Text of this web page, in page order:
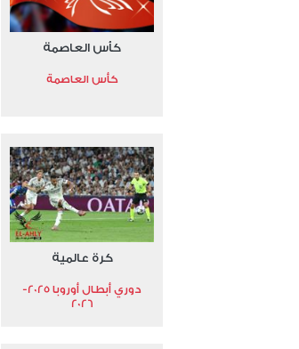
كأس العاصمة
كأس العاصمة
كرة عالمية
دوري أبطال أوروبا 2025-
2026